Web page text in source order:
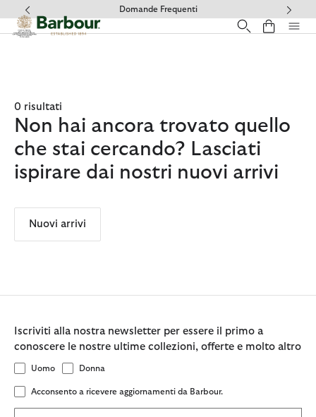
Clicca per visualizzare la nostra Dichiarazione di Accessibilità
Domande Frequenti
0 risultati
Non hai ancora trovato quello
che stai cercando? Lasciati
ispirare dai nostri nuovi arrivi
Nuovi arrivi
Iscriviti alla nostra newsletter per essere il primo a
conoscere le nostre ultime collezioni, offerte e molto altro
Uomo Donna
Acconsento a ricevere aggiornamenti da Barbour.